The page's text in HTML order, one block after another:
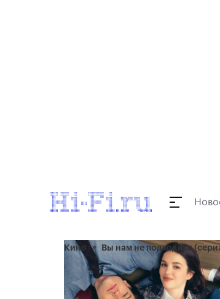
Кино Вы нам не подходите